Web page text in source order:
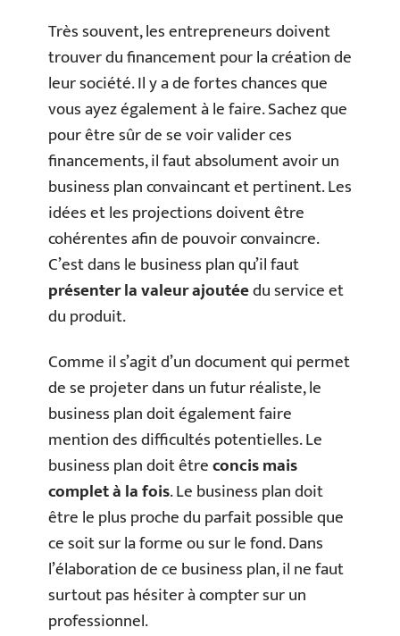
Très souvent, les entrepreneurs doivent
trouver du financement pour la création de
leur société. Il y a de fortes chances que
vous ayez également à le faire. Sachez que
pour être sûr de se voir valider ces
financements, il faut absolument avoir un
business plan convaincant et pertinent. Les
idées et les projections doivent être
cohérentes afin de pouvoir convaincre.
C’est dans le business plan qu’il faut
présenter la valeur ajoutéedu service et
du produit.
Comme il s’agit d’un document qui permet
de se projeter dans un futur réaliste, le
business plan doit également faire
mention des difficultés potentielles. Le
business plan doit êtreconcis mais
complet à la fois. Le business plan doit
être le plus proche du parfait possible que
ce soit sur la forme ou sur le fond. Dans
l’élaboration de ce business plan, il ne faut
surtout pas hésiter à compter sur un
professionnel.